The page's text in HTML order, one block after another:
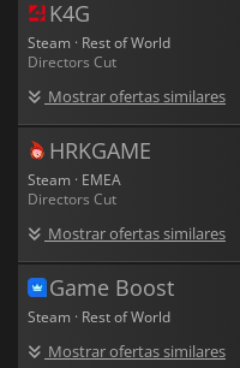
K4G
Steam · Rest of World
Directors Cut
Mostrar ofertas similares
HRKGAME
Steam · EMEA
Directors Cut
Mostrar ofertas similares
Game Boost
Steam · Rest of World
Mostrar ofertas similares